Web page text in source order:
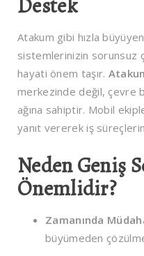
Destek
Atakum gibi hızla
sistemlerinizin sorunsuz
hayati önem taşır.
merkezinde değil, çevre
ağına sahiptir. Mobil
yanıt vererek iş
Neden Geniş
Önemlidir?
Zamanında
büyümeden